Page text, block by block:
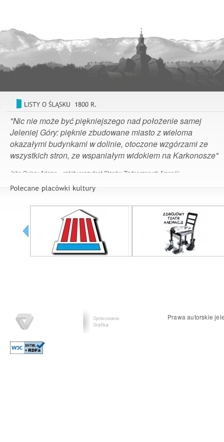
"Nic nie może być piękniejszego nad położenie samej
Jeleniej Góry: pięknie zbudowane miasto z wieloma
okazałymi budynkami w dolinie, otoczone wzgórzami ze
wszystkich stron, ze wspaniałym widokiem na Karkonosze"
John Quincy Adams – szósty prezydent Stanów Zjednoczonych Ameryki
Prawa autorskie